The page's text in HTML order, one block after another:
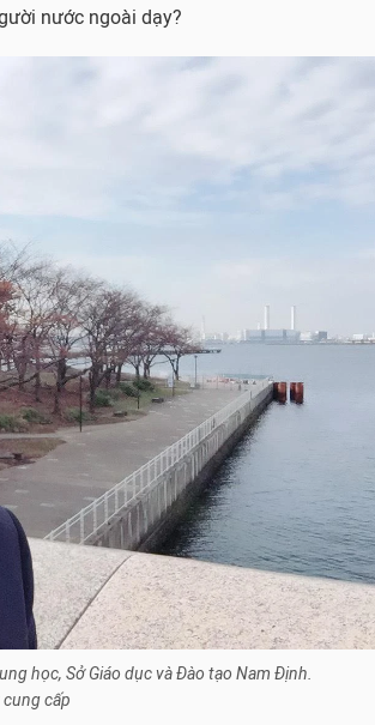
nước ngoài dạy?
học, Sở Giáo dục và Đào tạo Nam Định.
cấp